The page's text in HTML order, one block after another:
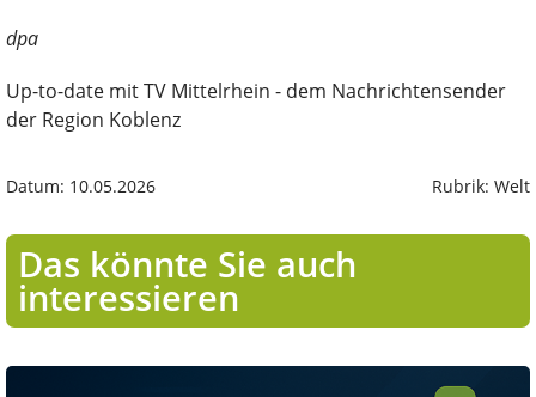
dpa
Up-to-date mit TV Mittelrhein - dem Nachrichtensender
der Region Koblenz
Datum: 10.05.2026 Rubrik: Welt
Das könnte Sie auch
interessieren